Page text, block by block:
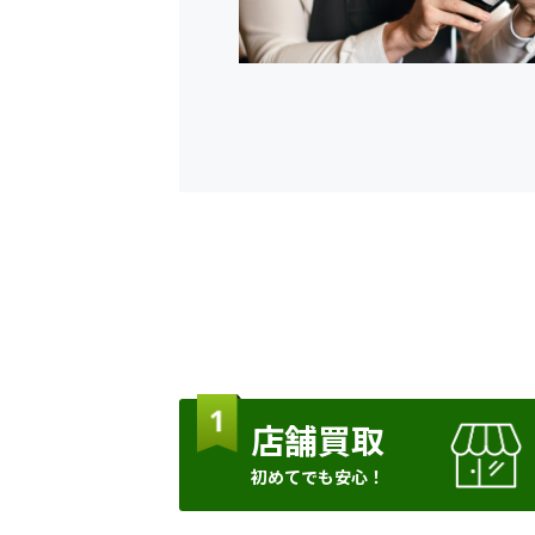
店舗買取
初めてでも安心！